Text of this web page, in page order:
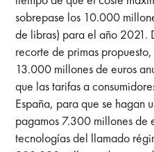
sobrepase los 10.000
de libras) para el año 2021.
recorte de primas
13.000 millones de euros
que las tarifas a
España, para que se hagan
pagamos 7.300 millones de
tecnologías del llamado